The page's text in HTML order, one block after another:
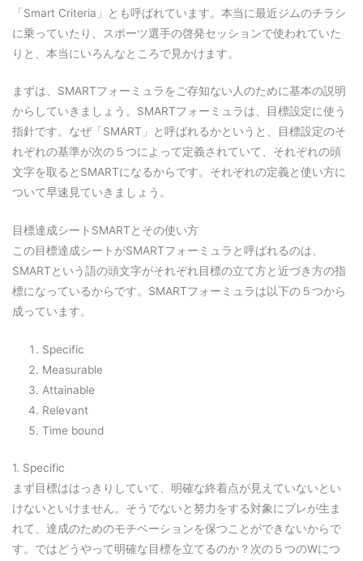
「Smart Criteria」とも呼ばれています。本当に最近ジムのチラシ
に乗っていたり、スポーツ選手の啓発セッションで使われていた
りと、本当にいろんなところで見かけます。
まずは、SMARTフォーミュラをご存知ない人のために基本の説明
からしていきましょう。SMARTフォーミュラは、目標設定に使う
指針です。なぜ「SMART」と呼ばれるかというと、目標設定のそ
れぞれの基準が次の５つによって定義されていて、それぞれの頭
文字を取るとSMARTになるからです。それぞれの定義と使い方に
ついて早速見ていきましょう。
目標達成シートSMARTとその使い方
この目標達成シートがSMARTフォーミュラと呼ばれるのは、
SMARTという語の頭文字がそれぞれ目標の立て方と近づき方の指
標になっているからです。SMARTフォーミュラは以下の５つから
成っています。
Specific
Measurable
Attainable
Relevant
Time bound
1. Specific
まず目標ははっきりしていて、明確な終着点が見えていないとい
けないといけません。そうでないと努力をする対象にブレが生ま
れて、達成のためのモチベーションを保つことができないからで
す。ではどうやって明確な目標を立てるのか？次の５つのWにつ